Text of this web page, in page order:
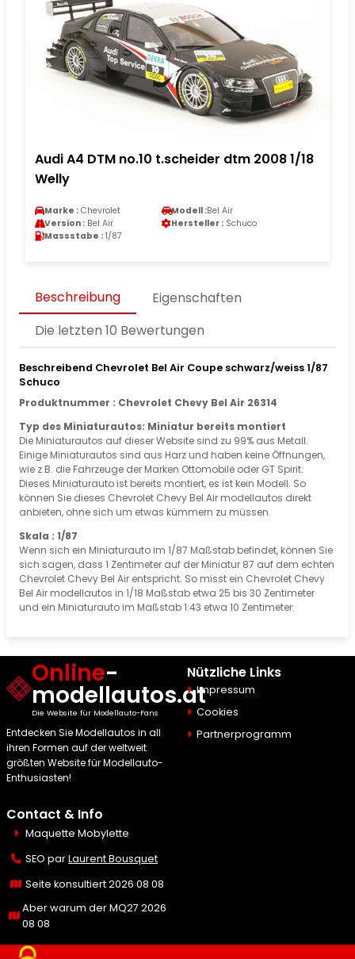
Audi A4 DTM no.10 t.scheider dtm 2008 1/18
Welly
Marke : Chevrolet Modell :Bel Air
Version : Bel Air Hersteller : Schuco
Massstabe : 1/87
Beschreibung
Eigenschaften
Die letzten 10 Bewertungen
Beschreibend Chevrolet Bel Air Coupe schwarz/weiss 1/87
Schuco
Produktnummer : Chevrolet Chevy Bel Air 26314
Typ des Miniaturautos: Miniatur bereits montiert
Die Miniaturautos auf dieser Website sind zu 99% aus Metall.
Einige Miniaturautos sind aus Harz und haben keine Öffnungen,
wie z.B. die Fahrzeuge der Marken Ottomobile oder GT Spirit.
Dieses Miniaturauto ist bereits montiert, es ist kein Modell. So
können Sie dieses Chevrolet Chevy Bel Air modellautos direkt
anbieten, ohne sich um etwas kümmern zu müssen.
Skala : 1/87
Wenn sich ein Miniaturauto im 1/87 Maßstab befindet, können Sie
sich sagen, dass 1 Zentimeter auf der Miniatur 87 auf dem echten
Chevrolet Chevy Bel Air entspricht. So misst ein Chevrolet Chevy
Bel Air modellautos in 1/18 Maßstab etwa 25 bis 30 Zentimeter
und ein Miniaturauto im Maßstab 1:43 etwa 10 Zentimeter.
Online-
modellautos.at
Die Website für Modellauto-Fans
Entdecken Sie Modellautos in all
ihren Formen auf der weltweit
größten Website für Modellauto-
Enthusiasten!
Nützliche Links
Impressum
Cookies
Partnerprogramm
Contact & Info
Maquette Mobylette
SEO parLaurent Bousquet
Seite konsultiert 2026 08 08
Aber warum der MQ27 2026
08 08